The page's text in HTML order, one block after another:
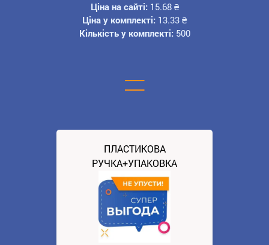
Ціна на сайті: 15.68 ₴
Ціна у комплекті: 13.33 ₴
Кількість у комплекті: 500
=
ПЛАСТИКОВА
РУЧКА+УПАКОВКА